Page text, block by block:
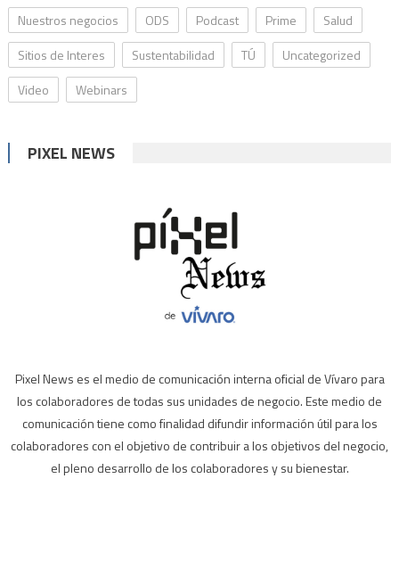
Nuestros negocios
ODS Podcast Prime
Salud
Sitios de Interes
Sustentabilidad TÚ
Uncategorized
Video
Webinars
PIXEL NEWS
Pixel News es el medio de comunicación interna oficial de Vívaro para
los colaboradores de todas sus unidades de negocio. Este medio de
comunicación tiene como finalidad difundir información útil para los
colaboradores con el objetivo de contribuir a los objetivos del negocio,
el pleno desarrollo de los colaboradores y su bienestar.